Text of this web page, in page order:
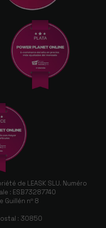
de LEASK SLU. Numéro
: ESB73287740
Guillén nº 8
: 30850